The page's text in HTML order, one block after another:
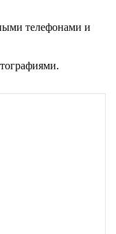
телефонами и